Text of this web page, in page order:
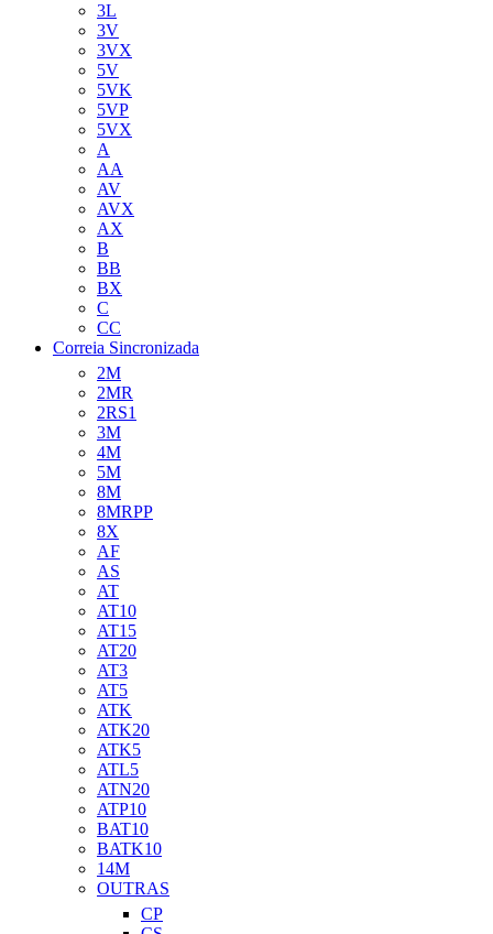
3L
3V
3VX
5V
5VK
5VP
5VX
A
AA
AV
AVX
AX
B
BB
BX
C
CC
Correia Sincronizada
2M
2MR
2RS1
3M
4M
5M
8M
8MRPP
8X
AF
AS
AT
AT10
AT15
AT20
AT3
AT5
ATK
ATK20
ATK5
ATL5
ATN20
ATP10
BAT10
BATK10
14M
OUTRAS
CP